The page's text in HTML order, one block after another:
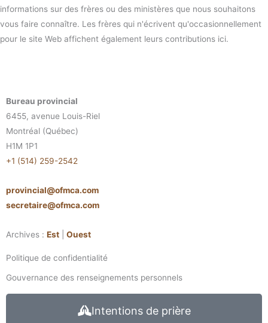
informations sur des frères ou des ministères que nous souhaitons
vous faire connaître. Les frères qui n'écrivent qu'occasionnellement
pour le site Web affichent également leurs contributions ici.
Bureau provincial
6455, avenue Louis-Riel
Montréal (Québec)
H1M 1P1
+1 (514) 259-2542
provincial@ofmca.com
secretaire@ofmca.com
Archives : Est Ouest
Politique de confidentialité
Gouvernance des renseignements personnels
Intentions de prière